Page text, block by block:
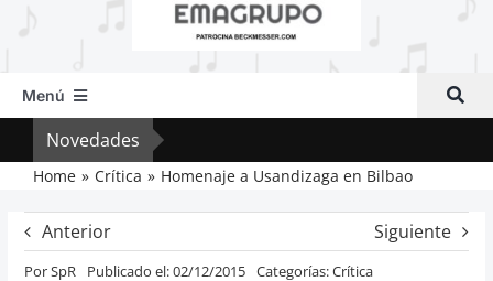
Menú
Inicio
Actual
Artículos
Novedades
Home Crítica Homenaje a Usandizaga en Bilbao
Anterior Siguiente
PorSpR Publicado el: 02/12/2015 Categorías:Crítica